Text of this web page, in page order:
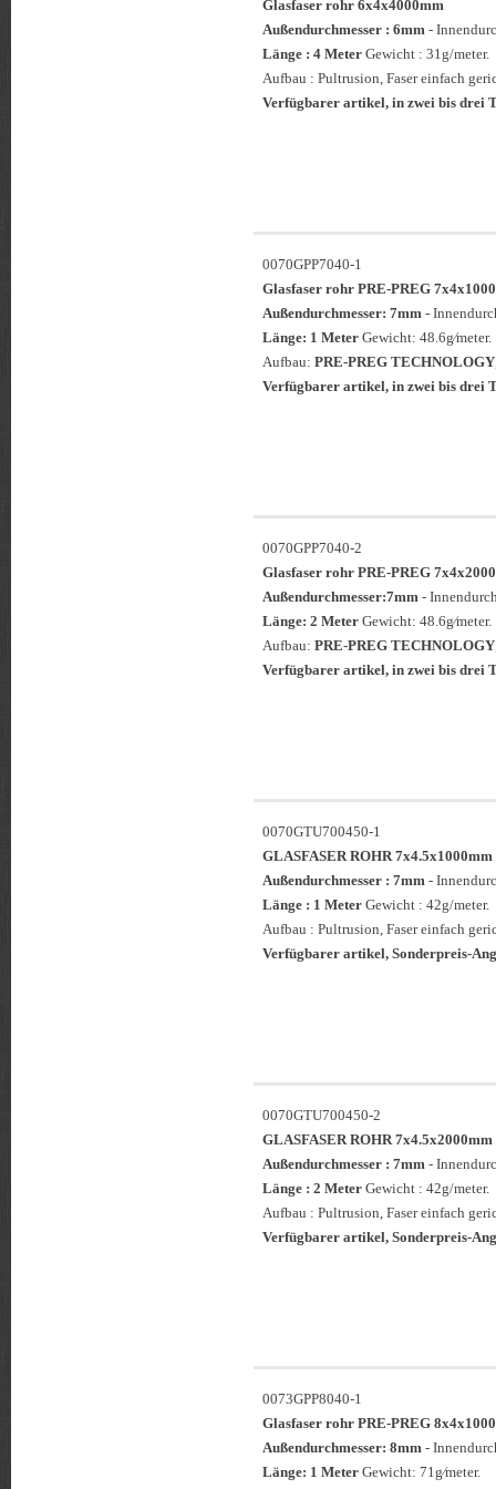
Glasfaser rohr 6x4x4000mm
Außendurchmesser : 6mm -
Länge : 4 Meter Gewicht : 31g/meter.
Aufbau : Pultrusion, Faser einfach
Verfügbarer artikel, in zwei bis drei
0070GPP7040-1
Glasfaser rohr PRE-PREG
Außendurchmesser: 7mm -
Länge: 1 Meter Gewicht: 48.6g⁄meter.
Aufbau: PRE-PREG TECHNOLOGY
Verfügbarer artikel, in zwei bis drei
0070GPP7040-2
Glasfaser rohr PRE-PREG
Außendurchmesser:7mm -
Länge: 2 Meter Gewicht: 48.6g⁄meter.
Aufbau: PRE-PREG TECHNOLOGY
Verfügbarer artikel, in zwei bis drei
0070GTU700450-1
GLASFASER ROHR 7x4.5x1000mm
Außendurchmesser : 7mm -
Länge : 1 Meter Gewicht : 42g/meter.
Aufbau : Pultrusion, Faser einfach
Verfügbarer artikel, Sonderpreis-
0070GTU700450-2
GLASFASER ROHR 7x4.5x2000mm
Außendurchmesser : 7mm -
Länge : 2 Meter Gewicht : 42g/meter.
Aufbau : Pultrusion, Faser einfach
Verfügbarer artikel, Sonderpreis-
0073GPP8040-1
Glasfaser rohr PRE-PREG
Außendurchmesser: 8mm -
Länge: 1 Meter Gewicht: 71g⁄meter.